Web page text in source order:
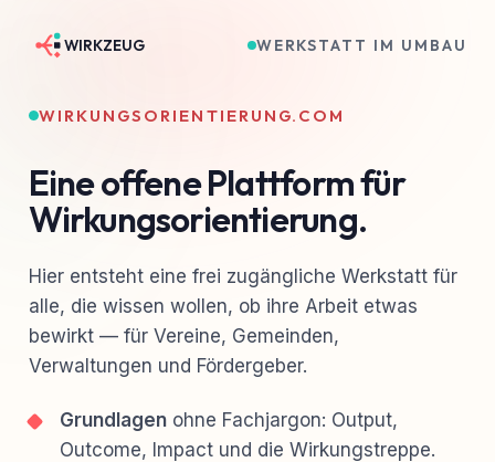
WIRKZEUG WERKSTATT IM UMBAU
WIRKUNGSORIENTIERUNG.COM
Eine offene Plattform für
Wirkungsorientierung.
Hier entsteht eine frei zugängliche Werkstatt für
alle, die wissen wollen, ob ihre Arbeit etwas
bewirkt — für Vereine, Gemeinden,
Verwaltungen und Fördergeber.
Grundlagenohne Fachjargon: Output,
Outcome, Impact und die Wirkungstreppe.